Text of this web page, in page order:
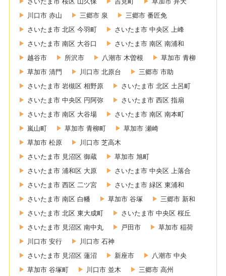
川口市 赤山
三郷市 泉
三郷市 番匠免
さいたま市 北区 今羽町
さいたま市 中央区 上峰
さいたま市 南区 大谷口
さいたま市 南区 南浦和
越谷市
所沢市 八潮市 木曽根
草加市 青柳
草加市 清門
川口市 北原台
三郷市 市助
さいたま市 岩槻区 相野原
さいたま市 北区 土呂町
さいたま市 中央区 円阿弥
さいたま市 西区 指扇
さいたま市 南区 大谷場
さいたま市 南区 南本町
嵐山町
草加市 青柳町
草加市 瀬崎
草加市 松原
川口市 芝高木
さいたま市 見沼区 御蔵
草加市 旭町
さいたま市 浦和区 大原
さいたま市 中央区 上落合
さいたま市 西区 二ツ宮
さいたま市 緑区 東浦和
さいたま市 南区 白幡
草加市 谷塚
三郷市 新和
さいたま市 北区 東大成町
さいたま市 中央区 桜丘
さいたま市 見沼区 南中丸
戸田市
草加市 稲荷
川口市 安行
川口市 石神
さいたま市 見沼区 蓮沼
新座市
八潮市 中央
草加市 谷塚町
川口市 並木
三郷市 高州